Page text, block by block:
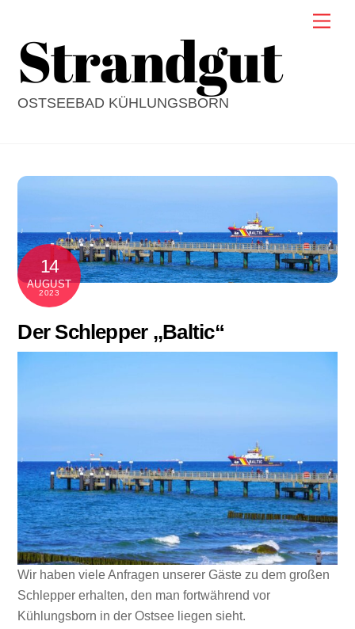
contentStrandgut
OSTSEEBAD KÜHLUNGSBORN
14
AUGUST
2023
Der Schlepper ,,Baltic“
Wir haben viele Anfragen unserer Gäste zu dem großen
Schlepper erhalten, den man fortwährend vor
Kühlungsborn in der Ostsee liegen sieht.